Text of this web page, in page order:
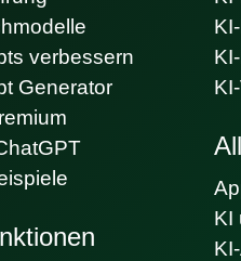
verbessern
Generator
KI